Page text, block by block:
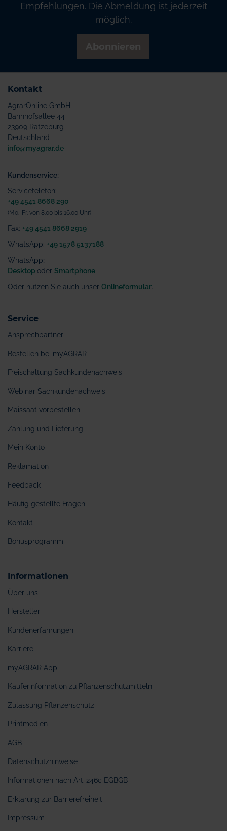
Empfehlungen. Die Abmeldung ist jederzeit
möglich.
Kontakt
AgrarOnline GmbH
Bahnhofsallee 44
23909 Ratzeburg
Deutschland
info@myagrar.de
Kundenservice:
Servicetelefon:
+49 4541 8668 290
(Mo.-Fr. von 8.00 bis 16.00 Uhr)
Fax: +49 4541 8668 2919
WhatsApp: +49 1578 5137188
WhatsApp:
Desktop oder Smartphone
Oder nutzen Sie auch unser Onlineformular
Service
Ansprechpartner
Bestellen bei myAGRAR
Freischaltung Sachkundenachweis
Webinar Sachkundenachweis
Maissaat vorbestellen
Zahlung und Lieferung
Mein Konto
Reklamation
Feedback
Häufig gestellte Fragen
Kontakt
Bonusprogramm
Informationen
Über uns
Hersteller
Kundenerfahrungen
Karriere
myAGRAR App
Käuferinformation zu Pflanzenschutzmitteln
Zulassung Pflanzenschutz
Printmedien
AGB
Datenschutzhinweise
Informationen nach Art. 246c EGBGB
Erklärung zur Barrierefreiheit
Impressum